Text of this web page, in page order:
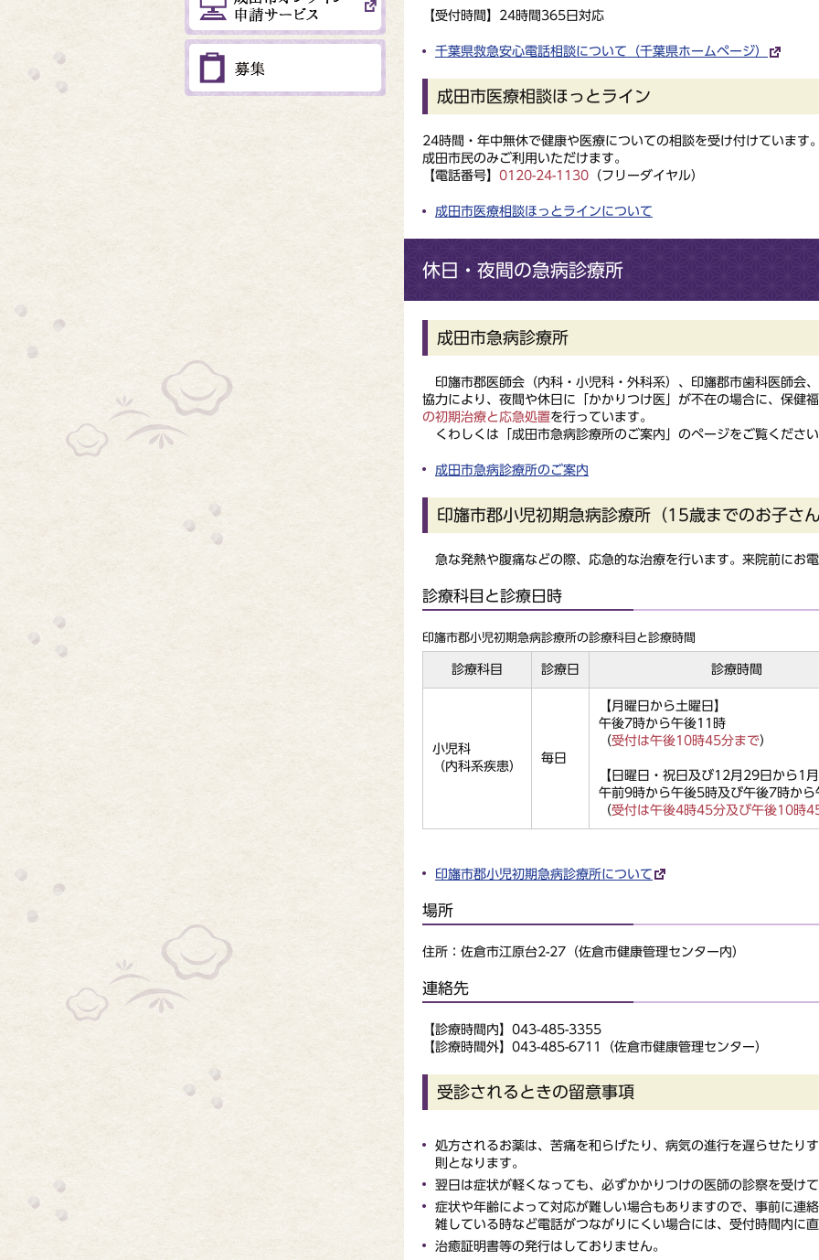
【受付時間】24時間365日対応
千葉県救急安心電話相談について（千葉県ホームページ）
成田市医療相談ほっとライン
24時間・年中無休で健康や医療についての相談を受け付けています
成田市民のみご利用いただけます。
【電話番号】 0120-24-1130 （フリーダイヤル）
成田市医療相談ほっとラインについて
休日・夜間の急病診療所
成田市急病診療所
印旛市郡医師会（内科・小児科・外科系）、印旛郡市歯科医師会
協力により、夜間や休日に「かかりつけ医」が不在の場合に、保健
の初期治療と応急処置を行っています。
くわしくは「成田市急病診療所のご案内」のページをご覧くださ
成田市急病診療所のご案内
印旛市郡小児初期急病診療所（15歳までのお子さ
急な発熱や腹痛などの際、応急的な治療を行います。来院前にお
診療科目と診療日時
印旛市郡小児初期急病診療所の診療科目と診療時間
診療科目 診療日 診療時間
小児科
（内科系疾患）
毎日
【月曜日から土曜日】
午後7時から午後11時
（受付は午後10時45分まで）
【日曜日・祝日及び12月29日から1
午前9時から午後5時及び午後7時か
（受付は午後4時45分及び午後10時
印旛市郡小児初期急病診療所について
場所
住所：佐倉市江原台2-27（佐倉市健康管理センター内）
連絡先
【診療時間内】043-485-3355
【診療時間外】043-485-6711（佐倉市健康管理センター）
受診されるときの留意事項
処方されるお薬は、苦痛を和らげたり、病気の進行を遅らせたり
則となります。
翌日は症状が軽くなっても、必ずかかりつけの医師の診察を受け
症状や年齢によって対応が難しい場合もありますので、事前に連
雑している時など電話がつながりにくい場合には、受付時間内に
治癒証明書等の発行はしておりません。